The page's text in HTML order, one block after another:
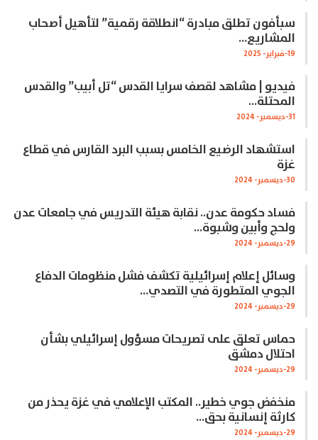
سبأفون تطلق مبادرة “انطلاقة رقمية” لتأهيل أصحاب
المشاريع…
19-فبراير- 2025
فيديو | مشاهد لقصف سرايا القدس “تل أبيب” والقدس
المحتلة…
31-ديسمبر- 2024
استشهاد الرضيع الخامس بسبب البرد القارس في قطاع
غزة
30-ديسمبر- 2024
فساد حكومة عدن.. نقابة هيئة التدريس في جامعات عدن
ولحج وأبين وشبوة…
29-ديسمبر- 2024
وسائل إعلام إسرائيلية تكشف فشل منظومات الدفاع
الجوي المتطورة في التصدي…
29-ديسمبر- 2024
حماس تعلق على تصريحات مسؤول إسرائيلي بشأن
احتلال دمشق
29-ديسمبر- 2024
منخفض جوي خطير.. المكتب الإعلامي في غزة يحذر من
كارثة إنسانية بحق…
29-ديسمبر- 2024